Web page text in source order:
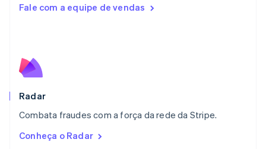
Fale com a equipe de vendas
Radar
Combata fraudes com a força da rede da Stripe.
Conheça o Radar
Malásia
Español
Noruega
Nova Zelândia
English
NederlandsEnglish